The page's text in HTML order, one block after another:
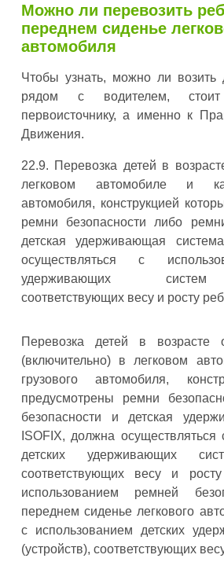
Можно ли перевозить
переднем сиденье
автомобиля
Чтобы узнать, можно ли возить
рядом с водителем,
первоисточнику, а именно к
Движения.
22.9. Перевозка детей в
легковом автомобиле и
автомобиля, конструкцией
ремни безопасности либо
детская удерживающая
осуществляться с
удерживающих систем
соответствующих весу и росту
Перевозка детей в
(включительно) в легковом
грузового автомобиля,
предусмотрены ремни
безопасности и детская
ISOFIX, должна осуществляться
детских удерживающих
соответствующих весу и
использованием ремней
переднем сиденье легкового
с использованием детских
(устройств), соответствующих